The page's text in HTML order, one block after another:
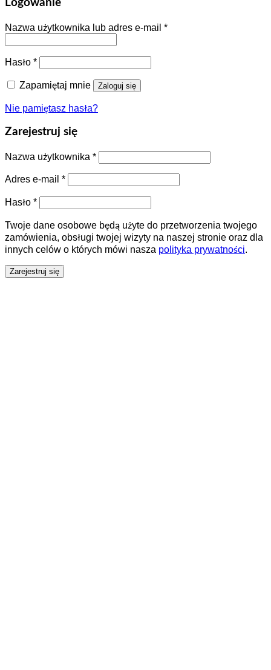
Logowanie
Nazwa użytkownika lub adres e-mail *
Hasło *
Zapamiętaj mnie Zaloguj się
Nie pamiętasz hasła?
Zarejestruj się
Nazwa użytkownika *
Adres e-mail *
Hasło *
Twoje dane osobowe będą użyte do przetworzenia twojego
zamówienia, obsługi twojej wizyty na naszej stronie oraz dla
innych celów o których mówi nasza polityka prywatności.
Zarejestruj się